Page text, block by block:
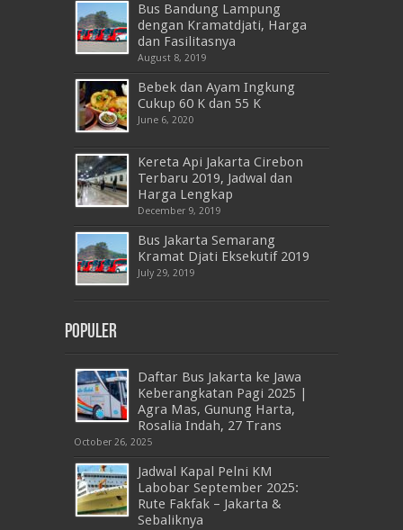
Bus Bandung Lampung
dengan Kramatdjati, Harga
dan Fasilitasnya
August 8, 2019
Bebek dan Ayam Ingkung
Cukup 60 K dan 55 K
June 6, 2020
Kereta Api Jakarta Cirebon
Terbaru 2019, Jadwal dan
Harga Lengkap
December 9, 2019
Bus Jakarta Semarang
Kramat Djati Eksekutif 2019
July 29, 2019
Populer
Daftar Bus Jakarta ke Jawa
Keberangkatan Pagi 2025 |
Agra Mas, Gunung Harta,
Rosalia Indah, 27 Trans
October 26, 2025
Jadwal Kapal Pelni KM
Labobar September 2025:
Rute Fakfak – Jakarta &
Sebaliknya